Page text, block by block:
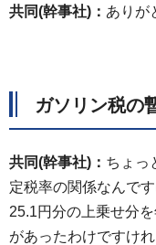
共同(幹事社)： ありが
ガソリン税の
共同(幹事社)： ちょっ
定税率の関係なんで
25.1円分の上乗せ分
があったわけですけ